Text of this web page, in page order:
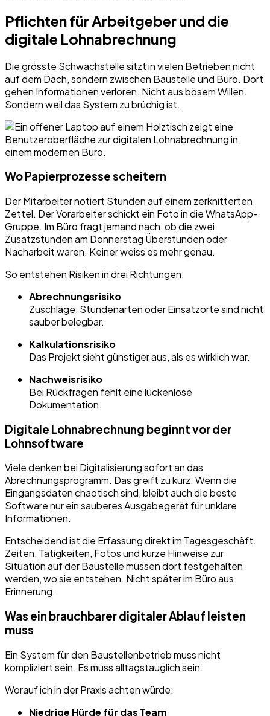
Pflichten für Arbeitgeber und die
digitale Lohnabrechnung
Die grösste Schwachstelle sitzt in vielen Betrieben nicht
auf dem Dach, sondern zwischen Baustelle und Büro. Dort
gehen Informationen verloren. Nicht aus bösem Willen.
Sondern weil das System zu brüchig ist.
Wo Papierprozesse scheitern
Der Mitarbeiter notiert Stunden auf einem zerknitterten
Zettel. Der Vorarbeiter schickt ein Foto in die WhatsApp-
Gruppe. Im Büro fragt jemand nach, ob die zwei
Zusatzstunden am Donnerstag Überstunden oder
Nacharbeit waren. Keiner weiss es mehr genau.
So entstehen Risiken in drei Richtungen:
Abrechnungsrisiko
Zuschläge, Stundenarten oder Einsatzorte sind nicht
sauber belegbar.
Kalkulationsrisiko
Das Projekt sieht günstiger aus, als es wirklich war.
Nachweisrisiko
Bei Rückfragen fehlt eine lückenlose
Dokumentation.
Digitale Lohnabrechnung beginnt vor der
Lohnsoftware
Viele denken bei Digitalisierung sofort an das
Abrechnungsprogramm. Das greift zu kurz. Wenn die
Eingangsdaten chaotisch sind, bleibt auch die beste
Software nur ein sauberes Ausgabegerät für unklare
Informationen.
Entscheidend ist die Erfassung direkt im Tagesgeschäft.
Zeiten, Tätigkeiten, Fotos und kurze Hinweise zur
Situation auf der Baustelle müssen dort festgehalten
werden, wo sie entstehen. Nicht später im Büro aus
Erinnerung.
Was ein brauchbarer digitaler Ablauf leisten
muss
Ein System für den Baustellenbetrieb muss nicht
kompliziert sein. Es muss alltagstauglich sein.
Worauf ich in der Praxis achten würde:
Niedrige Hürde für das Team